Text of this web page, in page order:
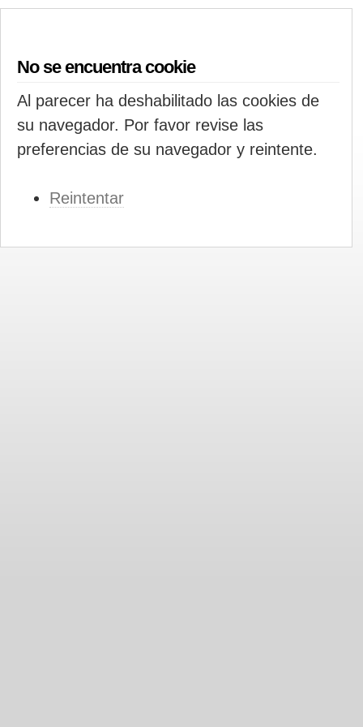
No se encuentra cookie
Al parecer ha deshabilitado las cookies de
su navegador. Por favor revise las
preferencias de su navegador y reintente.
Reintentar